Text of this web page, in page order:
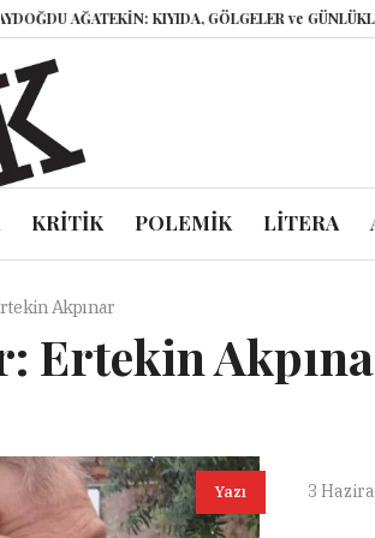
KIYIDA, GÖLGELER ve GÜNLÜKLER
KRİTİK POLEMİK LİTERA
Akpınar
Ertekin
Yazı 3